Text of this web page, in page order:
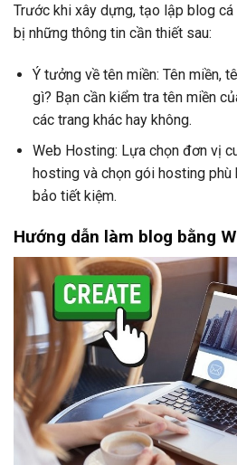
Trước khi xây dựng, tạo lập blog cá
bị những thông tin cần thiết sau:
Ý tưởng về tên miền: Tên miền,
gì? Bạn cần kiểm tra tên miền
các trang khác hay không.
Web Hosting: Lựa chọn đơn vị
hosting và chọn gói hosting
bảo tiết kiệm.
Hướng dẫn làm blog bằng